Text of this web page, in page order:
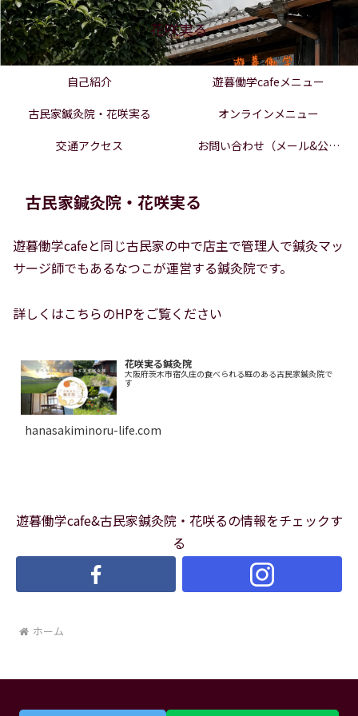
花咲実る
自己紹介
遊暮働学cafeメニュー
古民家鍼灸院・花咲実る
オンラインメニュー
交通アクセス
お問い合わせ（メール&公式
古民家鍼灸院・花咲実る
遊暮働学cafeと同じ古民家の中で店主で管理人で鍼灸マッ
サージ師でもあるなつこが運営する鍼灸院です。
詳しくはこちらのHPをご覧ください
花咲実る鍼灸院
大阪府茨木市宿久庄の食べられる庭のある古民家鍼灸院で
す
hanasakiminoru-life.com
遊暮働学cafe&古民家鍼灸院・花咲るの情報をチェックす
る
ホーム